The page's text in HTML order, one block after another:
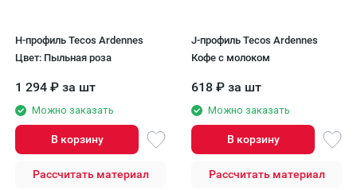
H-профиль Tecos Ardennes
Цвет: Пыльная роза
1 294 ₽ за шт
Можно заказать
В корзину
Рассчитать материал
J-профиль Tecos Ardennes
Кофе с молоком
618 ₽ за шт
Можно заказать
В корзину
Рассчитать материал